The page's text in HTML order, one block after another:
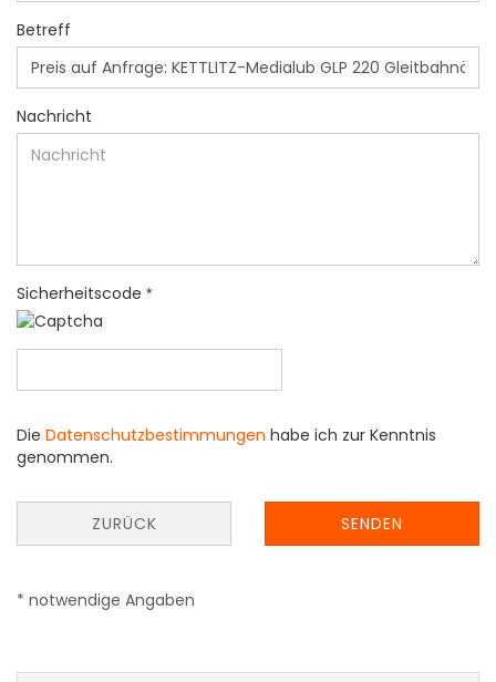
Betreff
Nachricht
Sicherheitscode
DATENSCHUTZBESTIMMUNGEN
Die Datenschutzbestimmungen habe ich zur Kenntnis
genommen.
ZURÜCK SENDEN
* notwendige Angaben